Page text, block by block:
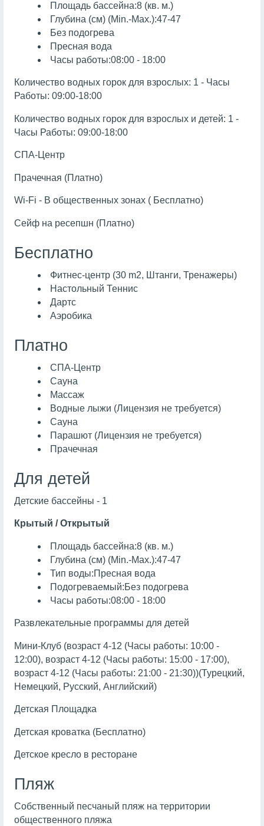
Площадь бассейна:8 (кв. м.)
Глубина (см) (Min.-Max.):47-47
Без подогрева
Пресная вода
Часы работы:08:00 - 18:00
Количество водных горок для взрослых: 1 - Часы
Работы: 09:00-18:00
Количество водных горок для взрослых и детей: 1 -
Часы Работы: 09:00-18:00
СПА-Центр
Прачечная (Платно)
Wi-Fi - В общественных зонах ( Бесплатно)
Сейф на ресепшн (Платно)
Бесплатно
Фитнес-центр (30 m2, Штанги, Тренажеры)
Настольный Теннис
Дартс
Аэробика
Платно
СПА-Центр
Сауна
Массаж
Водные лыжи (Лицензия не требуется)
Сауна
Парашют (Лицензия не требуется)
Прачечная
Для детей
Детские бассейны - 1
Крытый / Открытый
Площадь бассейна:8 (кв. м.)
Глубина (см) (Min.-Max.):47-47
Тип воды:Пресная вода
Подогреваемый:Без подогрева
Часы работы:08:00 - 18:00
Развлекательные программы для детей
Мини-Клуб (возраст 4-12 (Часы работы: 10:00 -
12:00), возраст 4-12 (Часы работы: 15:00 - 17:00),
возраст 4-12 (Часы работы: 21:00 - 21:30))(Турецкий,
Немецкий, Русский, Английский)
Детская Площадка
Детская кроватка (Бесплатно)
Детское кресло в ресторане
Пляж
Собственный песчаный пляж на территории
общественного пляжа